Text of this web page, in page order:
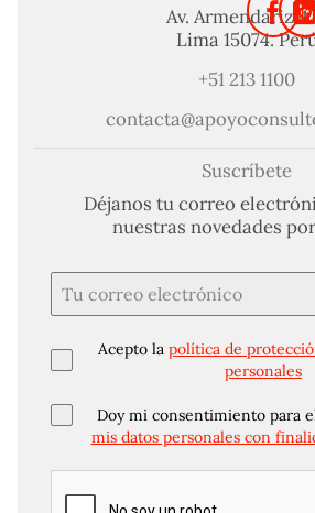
Av. Armendariz
Lima 15074.
+51 213 1100
Suscríbete
Déjanos tu correo
nuestras novedades
Acepto la política de
personales
Doy mi consentimiento para
mis datos personales con